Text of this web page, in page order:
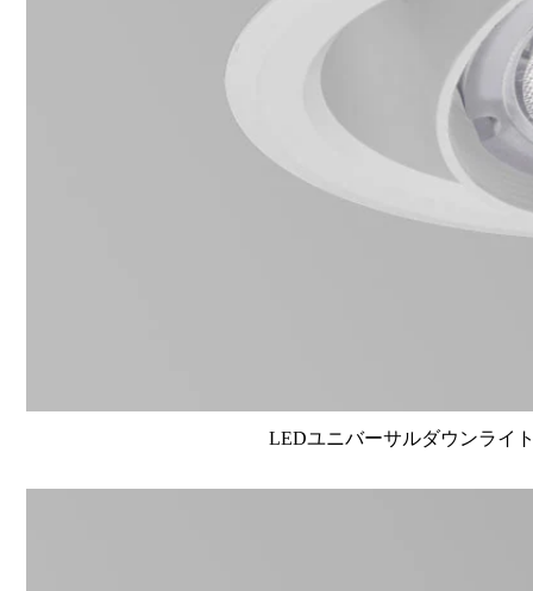
LEDユニバーサルダウンライ